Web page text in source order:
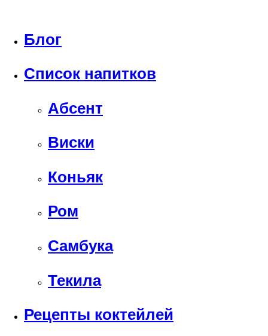
Блог
Список напитков
Абсент
Виски
Коньяк
Ром
Самбука
Текила
Рецепты коктейлей